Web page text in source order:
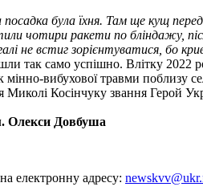
була їхня. Там ще кущ
чотири ракети по бліндажу,
не встиг зорієнтуватися, бо
так само успішно. Влітку 2022
вибухової травми поблизу
Косінчуку звання Герой
Олекси Довбуша
електронну адресу: